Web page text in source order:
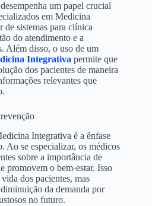
um papel crucial
em Medicina
de sistemas para clínica
do atendimento e a
Além disso, o uso de um
Integrativa permite que
dos pacientes de maneira
relevantes que
Integrativa é a ênfase
Ao se especializar, os médicos
sobre a importância de
promovem o bem-estar. Isso
dos pacientes, mas
da demanda por
no futuro.